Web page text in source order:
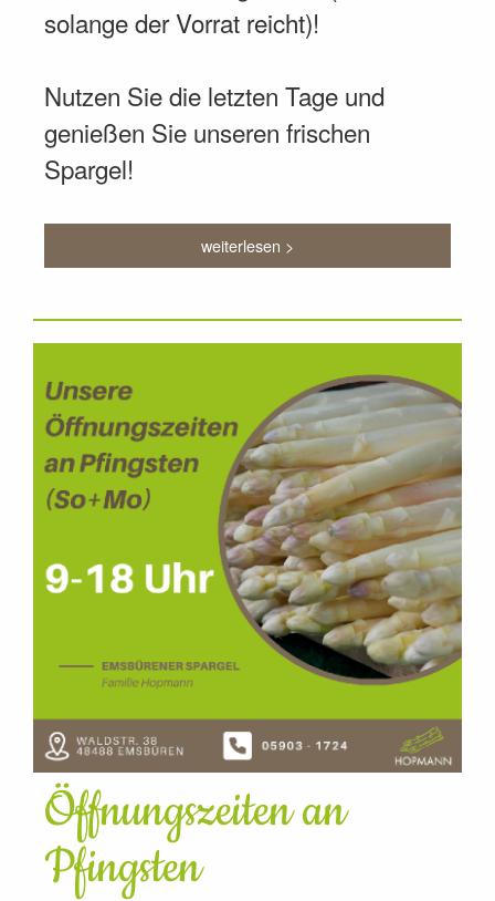
solange der Vorrat reicht)!
Nutzen Sie die letzten Tage und
genießen Sie unseren frischen
Spargel!
weiterlesen >
Öffnungszeiten an
Pfingsten